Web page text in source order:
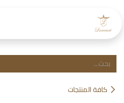
كافة المنتجات